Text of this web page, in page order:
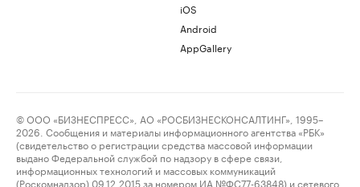
iOS
Android
AppGallery
© ООО «БИЗНЕСПРЕСС», АО «РОСБИЗНЕСКОНСАЛТИНГ», 1995–
2026. Сообщения и материалы информационного агентства «РБК»
(свидетельство о регистрации средства массовой информации
выдано Федеральной службой по надзору в сфере связи,
информационных технологий и массовых коммуникаций
(Роскомнадзор) 09.12.2015 за номером ИА №ФС77-63848) и сетевого